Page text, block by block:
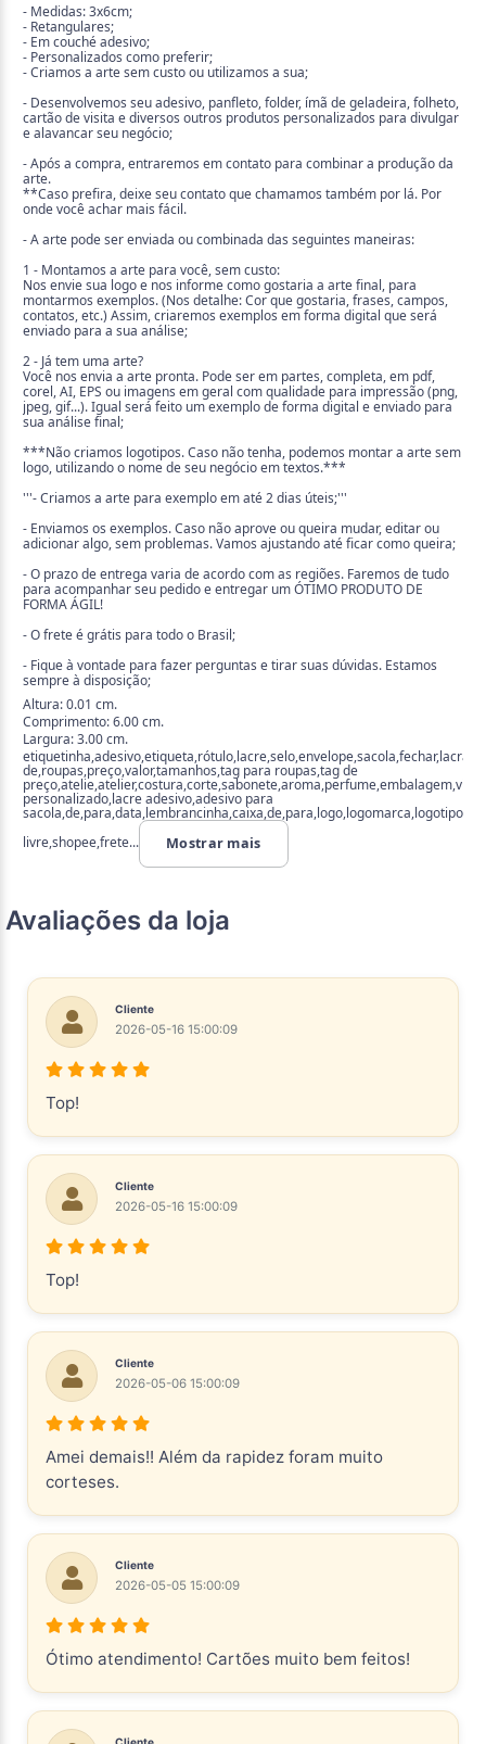
- Medidas: 3x6cm;
- Retangulares;
- Em couché adesivo;
- Personalizados como preferir;
- Criamos a arte sem custo ou utilizamos a sua;
- Desenvolvemos seu adesivo, panfleto, folder, ímã de geladeira, folheto,
cartão de visita e diversos outros produtos personalizados para divulgar
e alavancar seu negócio;
- Após a compra, entraremos em contato para combinar a produção da
arte.
**Caso prefira, deixe seu contato que chamamos também por lá. Por
onde você achar mais fácil.
- A arte pode ser enviada ou combinada das seguintes maneiras:
1 - Montamos a arte para você, sem custo:
Nos envie sua logo e nos informe como gostaria a arte final, para
montarmos exemplos. (Nos detalhe: Cor que gostaria, frases, campos,
contatos, etc.) Assim, criaremos exemplos em forma digital que será
enviado para a sua análise;
2 - Já tem uma arte?
Você nos envia a arte pronta. Pode ser em partes, completa, em pdf,
corel, AI, EPS ou imagens em geral com qualidade para impressão (png,
jpeg, gif...). Igual será feito um exemplo de forma digital e enviado para
sua análise final;
***Não criamos logotipos. Caso não tenha, podemos montar a arte sem
logo, utilizando o nome de seu negócio em textos.***
'''- Criamos a arte para exemplo em até 2 dias úteis;'''
- Enviamos os exemplos. Caso não aprove ou queira mudar, editar ou
adicionar algo, sem problemas. Vamos ajustando até ficar como queira;
- O prazo de entrega varia de acordo com as regiões. Faremos de tudo
para acompanhar seu pedido e entregar um ÓTIMO PRODUTO DE
FORMA ÁGIL!
- O frete é grátis para todo o Brasil;
- Fique à vontade para fazer perguntas e tirar suas dúvidas. Estamos
sempre à disposição;
Altura: 0.01 cm.
Comprimento: 6.00 cm.
Largura: 3.00 cm.
de,roupas,preço,valor,tamanhos,tag para roupas,tag de
personalizado,lacre adesivo,adesivo para
livre,shopee,frete...
Mostrar mais
Avaliações da loja
Cliente
2026-05-16 15:00:09
Top!
Cliente
2026-05-16 15:00:09
Top!
Cliente
2026-05-06 15:00:09
Amei demais!! Além da rapidez foram muito
corteses.
Cliente
2026-05-05 15:00:09
Ótimo atendimento! Cartões muito bem feitos!